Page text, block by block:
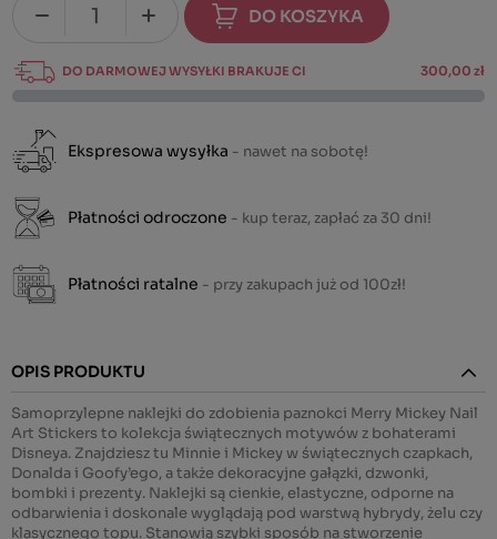
DO KOSZYKA
DO DARMOWEJ WYSYŁKI BRAKUJE CI 300,00 zł
Ekspresowa wysyłka - nawet na sobotę!
Płatności odroczone - kup teraz, zapłać za 30 dni!
Płatności ratalne - przy zakupach już od 100zł!
OPIS PRODUKTU
Samoprzylepne naklejki do zdobienia paznokci Merry Mickey Nail
Art Stickers to kolekcja świątecznych motywów z bohaterami
Disneya. Znajdziesz tu Minnie i Mickey w świątecznych czapkach,
Donalda i Goofy’ego, a także dekoracyjne gałązki, dzwonki,
bombki i prezenty. Naklejki są cienkie, elastyczne, odporne na
odbarwienia i doskonale wyglądają pod warstwą hybrydy, żelu czy
klasycznego topu. Stanowią szybki sposób na stworzenie